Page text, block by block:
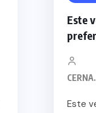
Este
Este